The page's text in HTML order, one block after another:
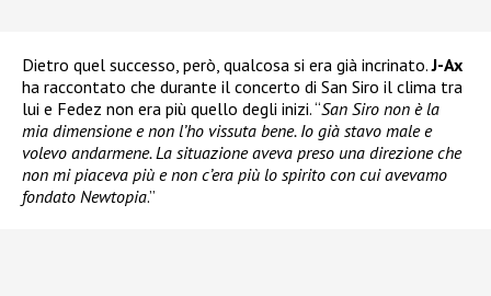
Dietro quel successo, però, qualcosa si era già incrinato.J-Ax
ha raccontato che durante il concerto di San Siro il clima tra
lui e Fedez non era più quello degli inizi. “San Siro non è la
mia dimensione e non l’ho vissuta bene. Io già stavo male e
volevo andarmene. La situazione aveva preso una direzione che
non mi piaceva più e non c’era più lo spirito con cui avevamo
fondato Newtopia.”